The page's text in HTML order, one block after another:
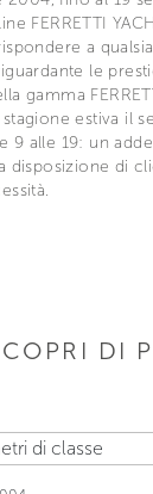
FERRETTI
a
le
gamma
estiva il
9 alle 19: un
disposizione di
DI